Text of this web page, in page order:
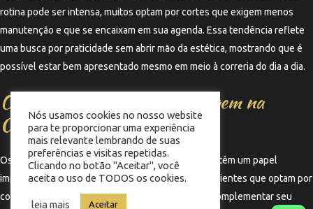
rotina pode ser intensa, muitos optam por cortes que exigem menos
manutenção e que se encaixam em sua agenda. Essa tendência reflete
uma busca por praticidade sem abrir mão da estética, mostrando que é
possível estar bem apresentado mesmo em meio à correria do dia a dia.
O Papel dos Estúdios de Tatuagem na
Cultura de São José SC
Os estúdios de tatuagem em São José SC também têm um papel
importante na cultura de estilo da cidade. Muitos clientes que optam por
cortes com franja curta frequentemente buscam complementar seu
Nós usamos cookies no nosso website
para te proporcionar uma experiência
mais relevante lembrando de suas
preferências e visitas repetidas.
Clicando no botão "Aceitar", você
aceita o uso de TODOS os cookies.
leia mais Aceitar